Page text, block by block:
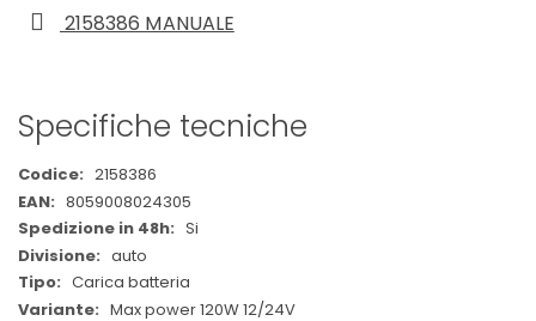
2158386 MANUALE
Specifiche tecniche
Maggiori
Informazioni
2158386
8059008024305
Si
auto
Carica batteria
Max power 120W 12/24V